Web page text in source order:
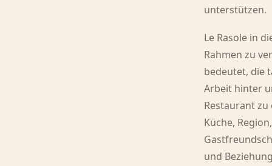
unterstützen.
Le Rasole in
Rahmen zu
bedeutet, die
Arbeit hinter
Restaurant zu
Küche, Region,
und